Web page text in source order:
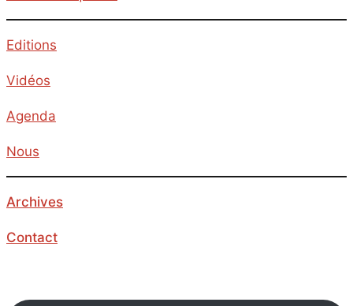
Editions
Vidéos
Agenda
Nous
Archives
Contact